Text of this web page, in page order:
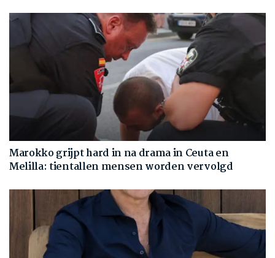
Marokko grijpt hard in na drama in Ceuta en
Melilla: tientallen mensen worden vervolgd